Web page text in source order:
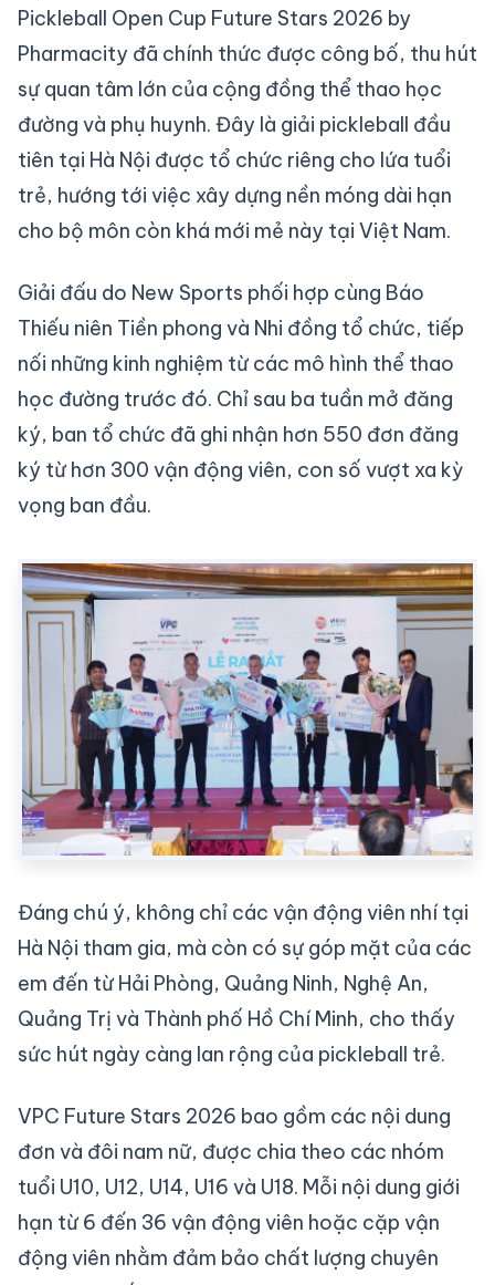
Pickleball Open Cup Future Stars 2026 by
Pharmacity đã chính thức được công bố, thu hút
sự quan tâm lớn của cộng đồng thể thao học
đường và phụ huynh. Đây là giải pickleball đầu
tiên tại Hà Nội được tổ chức riêng cho lứa tuổi
trẻ, hướng tới việc xây dựng nền móng dài hạn
cho bộ môn còn khá mới mẻ này tại Việt Nam.
Giải đấu do New Sports phối hợp cùng Báo
Thiếu niên Tiền phong và Nhi đồng tổ chức, tiếp
nối những kinh nghiệm từ các mô hình thể thao
học đường trước đó. Chỉ sau ba tuần mở đăng
ký, ban tổ chức đã ghi nhận hơn 550 đơn đăng
ký từ hơn 300 vận động viên, con số vượt xa kỳ
vọng ban đầu.
Đáng chú ý, không chỉ các vận động viên nhí tại
Hà Nội tham gia, mà còn có sự góp mặt của các
em đến từ Hải Phòng, Quảng Ninh, Nghệ An,
Quảng Trị và Thành phố Hồ Chí Minh, cho thấy
sức hút ngày càng lan rộng của pickleball trẻ.
VPC Future Stars 2026 bao gồm các nội dung
đơn và đôi nam nữ, được chia theo các nhóm
tuổi U10, U12, U14, U16 và U18. Mỗi nội dung giới
hạn từ 6 đến 36 vận động viên hoặc cặp vận
động viên nhằm đảm bảo chất lượng chuyên